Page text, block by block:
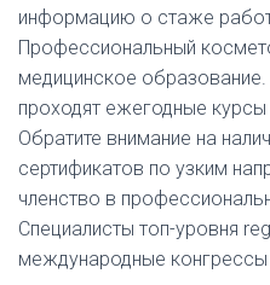
информацию о стаже
Профессиональный
медицинское
проходят ежегодные
Обратите внимание на
сертификатов по узким
членство в
Специалисты топ-уровня
международные конгрессы